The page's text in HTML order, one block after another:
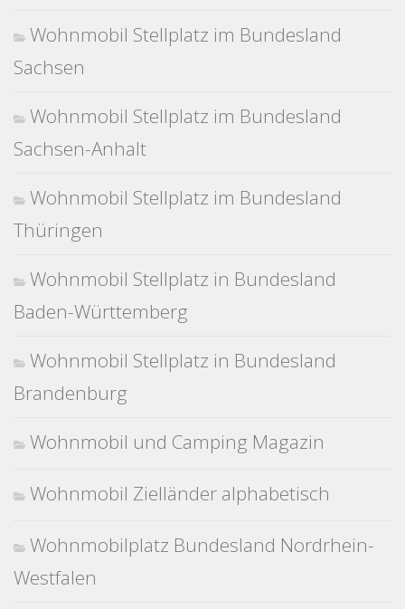
Wohnmobil Stellplatz im Bundesland
Sachsen
Wohnmobil Stellplatz im Bundesland
Sachsen-Anhalt
Wohnmobil Stellplatz im Bundesland
Thüringen
Wohnmobil Stellplatz in Bundesland
Baden-Württemberg
Wohnmobil Stellplatz in Bundesland
Brandenburg
Wohnmobil und Camping Magazin
Wohnmobil Zielländer alphabetisch
Wohnmobilplatz Bundesland Nordrhein-
Westfalen